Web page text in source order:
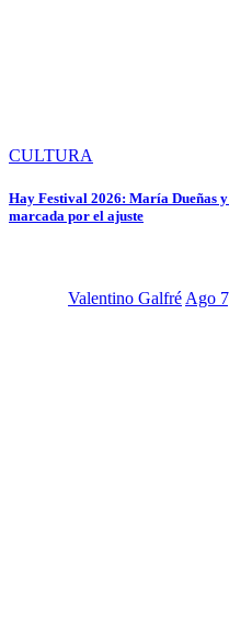
CULTURA
Hay Festival 2026: María Dueñas
marcada por el ajuste
Valentino GalfréAgo